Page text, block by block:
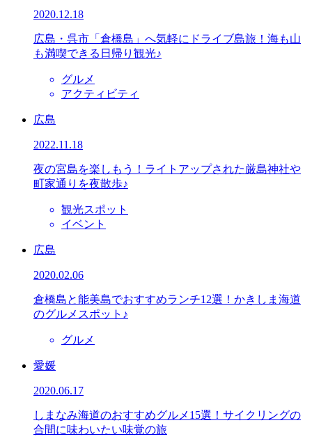
2020.12.18
広島・呉市「倉橋島」へ気軽にドライブ島旅！海も山
も満喫できる日帰り観光♪
グルメ
アクティビティ
広島
2022.11.18
夜の宮島を楽しもう！ライトアップされた厳島神社や
町家通りを夜散歩♪
観光スポット
イベント
広島
2020.02.06
倉橋島と能美島でおすすめランチ12選！かきしま海道
のグルメスポット♪
グルメ
愛媛
2020.06.17
しまなみ海道のおすすめグルメ15選！サイクリングの
合間に味わいたい味覚の旅